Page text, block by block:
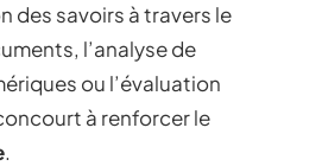
des savoirs à travers le
l’analyse de
ou l’évaluation
à renforcer le
.